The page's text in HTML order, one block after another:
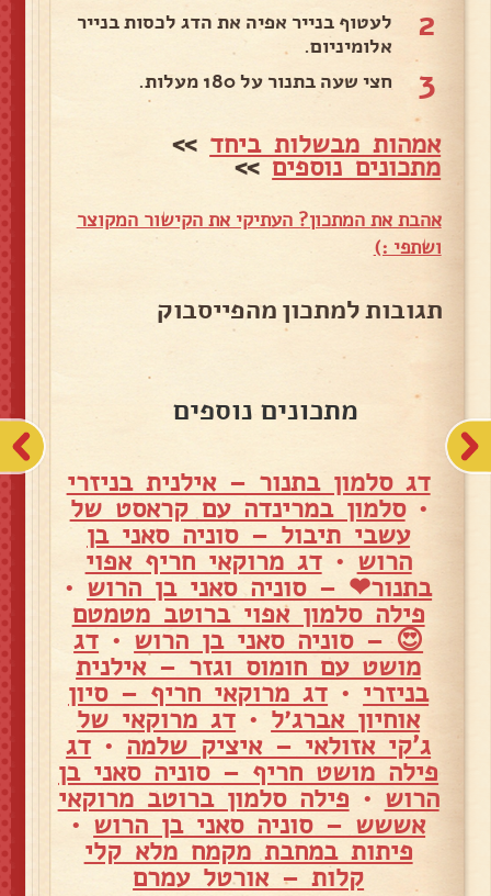
2
לעטוף בנייר אפיה את הדג לכסות בנייר
אלומיניום.
3 חצי שעה בתנור על 180 מעלות.
אמהות מבשלות ביחד >>
מתכונים נוספים>>
אהבת את המתכון? העתיקי את הקישור המקוצר
ושתפי :)
תגובות למתכון מהפייסבוק
מתכונים נוספים
דג סלמון בתנור – אילנית בניזרי
•סלמון במרינדה עם קראסט של
עשבי תיבול – סוניה סאני בן
הרוש •דג מרוקאי חריף אפוי
בתנור❤ – סוניה סאני בן הרוש •
פילה סלמון אפוי ברוטב מטמטם
😍 – סוניה סאני בן הרוש • דג
מושט עם חומוס וגזר – אילנית
בניזרי • דג מרוקאי חריף – סיון
אוחיון אברג׳ל • דג מרוקאי של
ג'קי אזולאי – איציק שלמה • דג
פילה מושט חריף – סוניה סאני בן
הרוש • פילה סלמון ברוטב מרוקאי
אששש – סוניה סאני בן הרוש •
פיתות במחבת מקמח מלא קלי
קלות – אורטל עמרם